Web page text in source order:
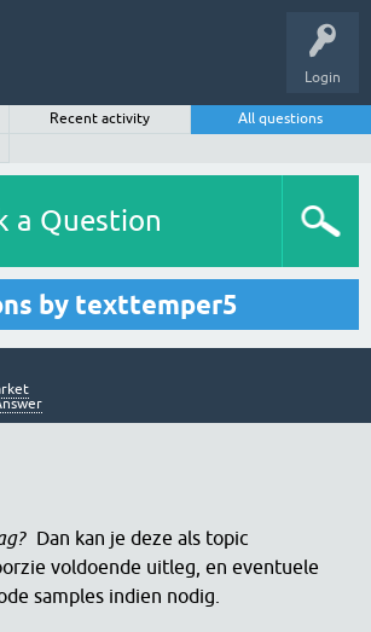
Login
Recent activity
All questions
a Question
by texttemper5
Dan kan je deze als topic
voldoende uitleg, en eventuele
samples indien nodig.